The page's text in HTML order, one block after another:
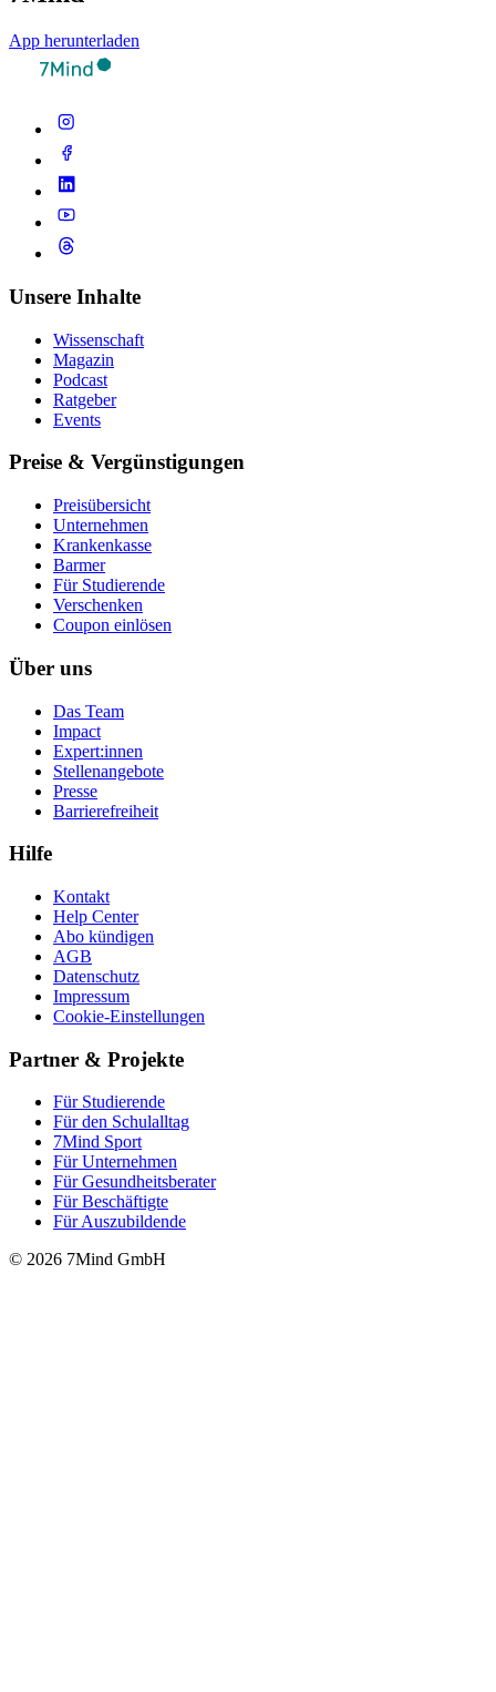
App herunterladen
Unsere Inhalte
Wissenschaft
Magazin
Podcast
Ratgeber
Events
Preise & Vergünstigungen
Preisübersicht
Unternehmen
Krankenkasse
Barmer
Für Studierende
Ver­schen­ken
Coupon einlösen
Über uns
Das Team
Impact
Expert:innen
Stellenangebote
Presse
Barrierefreiheit
Hilfe
Kontakt
Help Center
Abo kündigen
AGB
Datenschutz
Impressum
Cookie-Einstellungen
Partner & Projekte
Für Stu­die­rende
Für den Schulalltag
7Mind Sport
Für Unter­neh­men
Für Gesund­heits­be­ra­ter
Für Beschäftigte
Für Auszubildende
© 2026 7Mind GmbH